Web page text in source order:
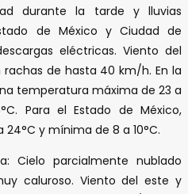
durante la tarde y lluvias
de México y Ciudad de
eléctricas. Viento del
de hasta 40 km/h. En la
temperatura máxima de 23 a
Para el Estado de México,
y mínima de 8 a 10°C.
Cielo parcialmente nublado
caluroso. Viento del este y